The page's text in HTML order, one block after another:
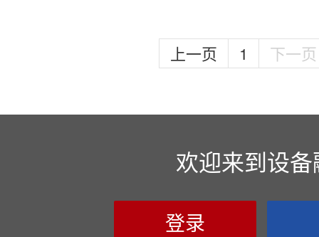
上一页 1 下一页
欢迎来到设
登录